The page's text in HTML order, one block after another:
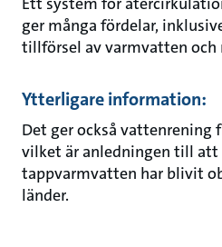
ger många fördelar,
tillförsel av varmvatten
Ytterligare information:
Det ger också vattenrening
vilket är anledningen till
tappvarmvatten har blivit
länder.